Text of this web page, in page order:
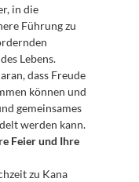
in die
Führung zu
Lebens.
dass Freude
können und
gemeinsames
Feier und Ihre
zu Kana